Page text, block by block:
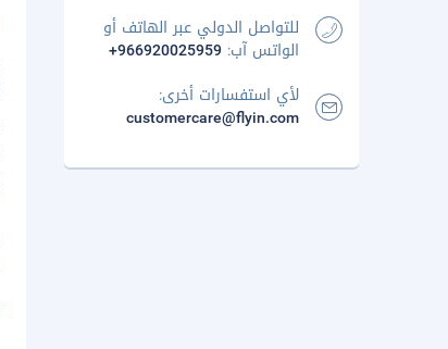
للتواصل الدولي عبر الهاتف أو
الواتس آب: +966920025959
لأي استفسارات أخرى:
customercare@flyin.com